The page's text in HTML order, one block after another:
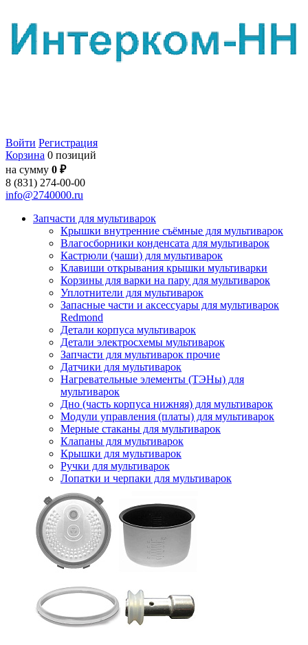
Войти Регистрация
Корзина 0 позиций
на сумму 0 ₽
8 (831) 274-00-00
info@2740000.ru
Запчасти для мультиварок
Крышки внутренние съёмные для мультиварок
Влагосборники конденсата для мультиварок
Кастрюли (чаши) для мультиварок
Клавиши открывания крышки мультиварки
Корзины для варки на пару для мультиварок
Уплотнители для мультиварок
Запасные части и аксессуары для мультиварок
Redmond
Детали корпуса мультиварок
Детали электросхемы мультиварок
Запчасти для мультиварок прочие
Датчики для мультиварок
Нагревательные элементы (ТЭНы) для
мультиварок
Дно (часть корпуса нижняя) для мультиварок
Модули управления (платы) для мультиварок
Мерные стаканы для мультиварок
Клапаны для мультиварок
Крышки для мультиварок
Ручки для мультиварок
Лопатки и черпаки для мультиварок